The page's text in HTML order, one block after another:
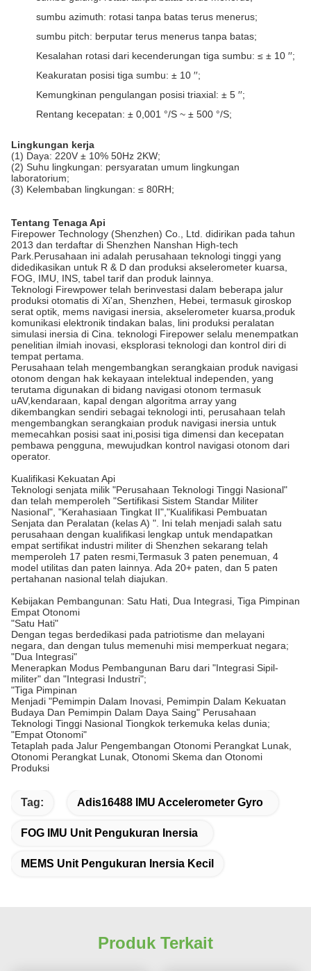
sumbu azimuth: rotasi tanpa batas terus menerus;
sumbu pitch: berputar terus menerus tanpa batas;
Kesalahan rotasi dari kecenderungan tiga sumbu: ≤ ± 10 ′′;
Keakuratan posisi tiga sumbu: ± 10 ′′;
Kemungkinan pengulangan posisi triaxial: ± 5 ′′;
Rentang kecepatan: ± 0,001 °/S ~ ± 500 °/S;
Lingkungan kerja
(1) Daya: 220V ± 10% 50Hz 2KW;
(2) Suhu lingkungan: persyaratan umum lingkungan
laboratorium;
(3) Kelembaban lingkungan: ≤ 80RH;
Tentang Tenaga Api
Firepower Technology (Shenzhen) Co., Ltd. didirikan pada tahun
2013 dan terdaftar di Shenzhen Nanshan High-tech
Park.Perusahaan ini adalah perusahaan teknologi tinggi yang
didedikasikan untuk R & D dan produksi akselerometer kuarsa,
FOG, IMU, INS, tabel tarif dan produk lainnya.
Teknologi Firewpower telah berinvestasi dalam beberapa jalur
produksi otomatis di Xi'an, Shenzhen, Hebei, termasuk giroskop
serat optik, mems navigasi inersia, akselerometer kuarsa,produk
komunikasi elektronik tindakan balas, lini produksi peralatan
simulasi inersia di Cina. teknologi Firepower selalu menempatkan
penelitian ilmiah inovasi, eksplorasi teknologi dan kontrol diri di
tempat pertama.
Perusahaan telah mengembangkan serangkaian produk navigasi
otonom dengan hak kekayaan intelektual independen, yang
terutama digunakan di bidang navigasi otonom termasuk
uAV,kendaraan, kapal dengan algoritma array yang
dikembangkan sendiri sebagai teknologi inti, perusahaan telah
mengembangkan serangkaian produk navigasi inersia untuk
memecahkan posisi saat ini,posisi tiga dimensi dan kecepatan
pembawa pengguna, mewujudkan kontrol navigasi otonom dari
operator.
Kualifikasi Kekuatan Api
Teknologi senjata milik "Perusahaan Teknologi Tinggi Nasional"
dan telah memperoleh "Sertifikasi Sistem Standar Militer
Nasional", "Kerahasiaan Tingkat II","Kualifikasi Pembuatan
Senjata dan Peralatan (kelas A) ". Ini telah menjadi salah satu
perusahaan dengan kualifikasi lengkap untuk mendapatkan
empat sertifikat industri militer di Shenzhen sekarang telah
memperoleh 17 paten resmi,Termasuk 3 paten penemuan, 4
model utilitas dan paten lainnya. Ada 20+ paten, dan 5 paten
pertahanan nasional telah diajukan.
Kebijakan Pembangunan: Satu Hati, Dua Integrasi, Tiga Pimpinan
Empat Otonomi
"Satu Hati"
Dengan tegas berdedikasi pada patriotisme dan melayani
negara, dan dengan tulus memenuhi misi memperkuat negara;
"Dua Integrasi"
Menerapkan Modus Pembangunan Baru dari "Integrasi Sipil-
militer" dan "Integrasi Industri";
"Tiga Pimpinan
Menjadi "Pemimpin Dalam Inovasi, Pemimpin Dalam Kekuatan
Budaya Dan Pemimpin Dalam Daya Saing" Perusahaan
Teknologi Tinggi Nasional Tiongkok terkemuka kelas dunia;
"Empat Otonomi"
Tetaplah pada Jalur Pengembangan Otonomi Perangkat Lunak,
Otonomi Perangkat Lunak, Otonomi Skema dan Otonomi
Produksi
Tag: Adis16488 IMU Accelerometer Gyro
FOG IMU Unit Pengukuran Inersia
MEMS Unit Pengukuran Inersia Kecil
Produk Terkait